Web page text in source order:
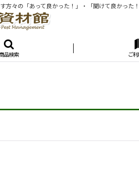
々の「あって良かった！」・「聞けて良かった
品検索 ご